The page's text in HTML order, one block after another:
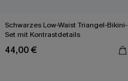
Schwarzes Low-Waist Triangel-Bikini-
Set mit Kontrastdetails
44,00 €